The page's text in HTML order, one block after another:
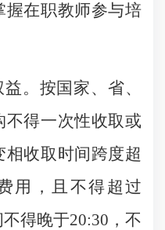
握在职教师参与培
。按国家、省、
得一次性收取或
相收取时间跨度超
用，且不得超过
得晚于20:30，不